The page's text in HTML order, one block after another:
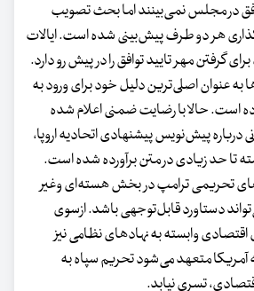
در مجلس نمی‌بینند اما بحث تصویب
هر دو طرف پیش‌بینی شده است. ایالات
برای گرفتن مهر تایید توافق را در پیش رو دارد.
به عنوان اصلی‌ترین دلیل خود برای ورود به
است. حالا با رضایت ضمنی اعلام شده
درباره پیش‌نویس پیشنهادی اتحادیه اروپا،
تا حد زیادی در متن برآورده شده است.
تحریمی ترامپ در بخش هسته‌‌‌ای وغیر
دستاورد قابل‌توجهی باشد. ازسوی
وابسته به نهادهای نظامی نیز
متعهد می‌شود تحریم سپاه به
تسری نیابد.